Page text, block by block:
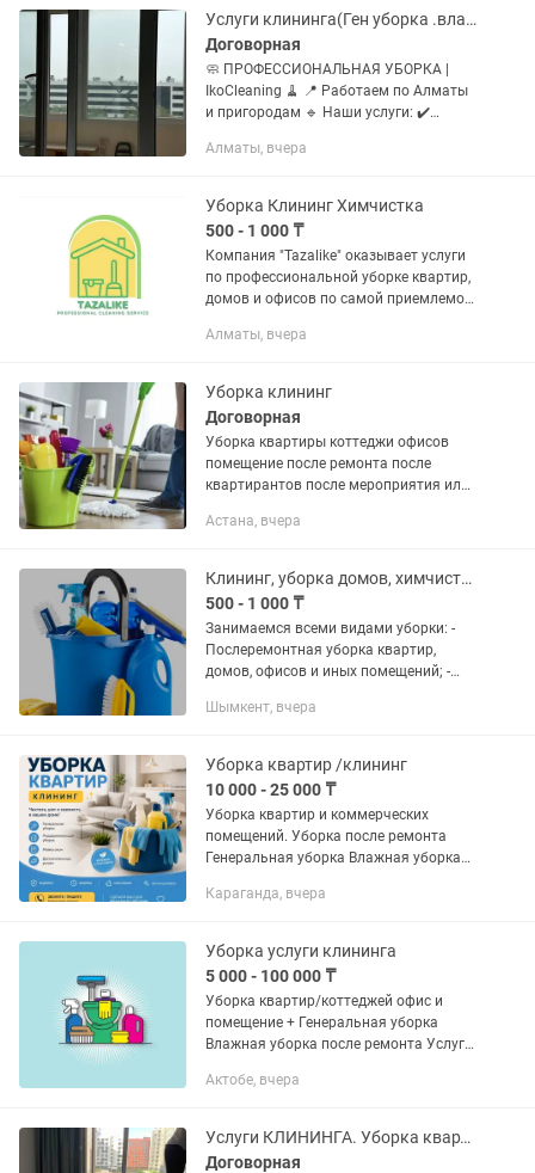
Услуги клининга(Ген уборка .влажная уборка .после ремонта)
Договорная
🧼 ПРОФЕССИОНАЛЬНАЯ УБОРКА |
IkoCleaning 🧹 📍 Работаем по Алматы
и пригородам 🔹 Наши услуги: ✔️
✔️ После ремонта ✔️ Мойка окон ✔️
Алматы, вчера
Уборка Клининг Химчистка
500 - 1 000 ₸
Компания "Tazalike" оказывает услуги
по профессиональной уборке квартир,
домов и офисов по самой приемлемой
офисов/домов; -Влажная уборка;
Алматы, вчера
Уборка клининг
Договорная
Уборка квартиры коттеджи офисов
помещение после ремонта после
квартирантов после мероприятия или
обращайтесь к нам чисто быстро и
Астана, вчера
Клининг, уборка домов, химчистка мягкой мебели
500 - 1 000 ₸
Занимаемся всеми видами уборки: -
Послеремонтная уборка квартир,
домов, офисов и иных помещений; -
Генеральная уборка; - Уборка домов и
тойхана,...
Шымкент, вчера
Уборка квартир /клининг
10 000 - 25 000 ₸
Уборка квартир и коммерческих
помещений. Уборка после ремонта
Генеральная уборка Влажная уборка
сниженные цены!
Караганда, вчера
Уборка услуги клининга
5 000 - 100 000 ₸
Уборка квартир/коттеджей офис и
помещение + Генеральная уборка
Влажная уборка после ремонта Услуги
Актобе, вчера
Услуги КЛИНИНГА. Уборка квартир, офисов и любого вида помещения
Договорная